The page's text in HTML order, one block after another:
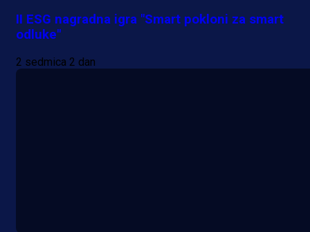
II ESG nagradna igra "Smart pokloni za smart
odluke"
2 sedmica 2 dan